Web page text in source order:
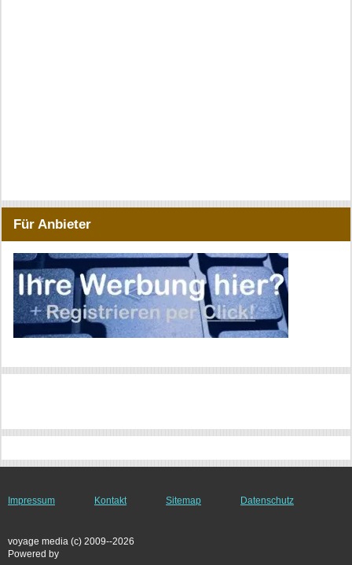
Für Anbieter
Impressum Kontakt Sitemap Datenschutz
voyage media (c) 2009--2026
Powered by